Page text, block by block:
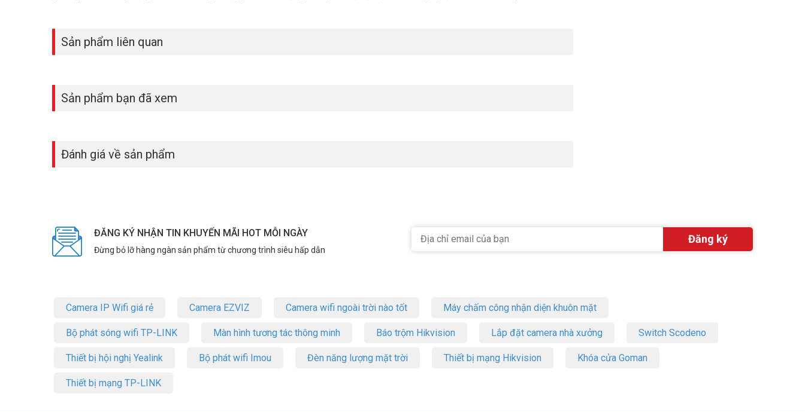
Sản phẩm liên quan
Sản phẩm bạn đã xem
Đánh giá về sản phẩm
ĐĂNG KÝ NHẬN TIN KHUYẾN MÃI HOT MỖI NGÀY
Đừng bỏ lỡ hàng ngàn sản phẩm từ chương trình siêu hấp dẫn
Camera IP Wifi giá rẻ Camera EZVIZ Camera wifi ngoài trời nào tốt Máy chấm công nhận diện khuôn mặt
Bộ phát sóng wifi TP-LINK Màn hình tương tác thông minh Báo trộm Hikvision Lắp đặt camera nhà xưởng Switch Scodeno
Thiết bị hội nghị Yealink Bộ phát wifi Imou Đèn năng lượng mặt trời Thiết bị mạng Hikvision Khóa cửa Goman
Thiết bị mạng TP-LINK